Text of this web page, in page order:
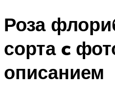
Роза
сорта c
описанием